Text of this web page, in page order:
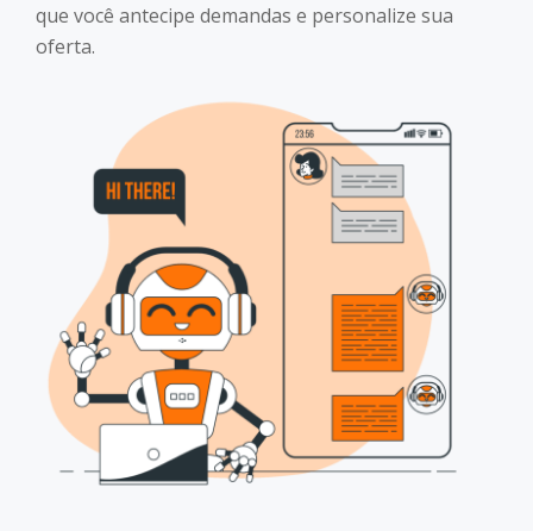
que você antecipe demandas e personalize sua
oferta.